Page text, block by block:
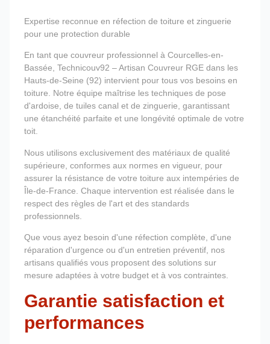
Expertise reconnue en réfection de toiture et zinguerie
pour une protection durable
En tant que couvreur professionnel à Courcelles-en-
Bassée, Technicouv92 – Artisan Couvreur RGE dans les
Hauts-de-Seine (92) intervient pour tous vos besoins en
toiture. Notre équipe maîtrise les techniques de pose
d'ardoise, de tuiles canal et de zinguerie, garantissant
une étanchéité parfaite et une longévité optimale de votre
toit.
Nous utilisons exclusivement des matériaux de qualité
supérieure, conformes aux normes en vigueur, pour
assurer la résistance de votre toiture aux intempéries de
Île-de-France. Chaque intervention est réalisée dans le
respect des règles de l'art et des standards
professionnels.
Que vous ayez besoin d'une réfection complète, d'une
réparation d'urgence ou d'un entretien préventif, nos
artisans qualifiés vous proposent des solutions sur
mesure adaptées à votre budget et à vos contraintes.
Garantie satisfaction et
performances